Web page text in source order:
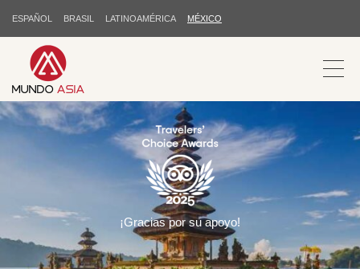
ESPAÑOL BRASIL LATINOAMÉRICA MÉXICO
¡Gracias por su apoyo!